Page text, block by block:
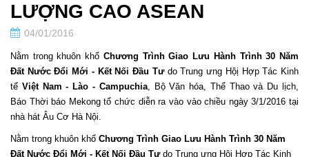
LƯỢNG CAO ASEAN
04/01/2016
Nằm trong khuôn khổ Chương Trình Giao Lưu Hành Trình 30 Năm
Đất Nước Đổi Mới - Kết Nối Đầu Tư do Trung ưng Hộị Hợp Tác Kinh
tế Việt Nam - Lào - Campuchia, Bộ Văn hóa, Thể Thao và Du lịch,
Báo Thời báo Mekong tổ chức diễn ra vào vào chiều ngày 3/1/2016 tại
nhà hát Âu Cơ Hà Nội.
Nằm trong khuôn khổ Chương Trình Giao Lưu Hành Trình 30 Năm
Đất Nước Đổi Mới - Kết Nối Đầu Tư do Trung ưng Hộị Hợp Tác Kinh